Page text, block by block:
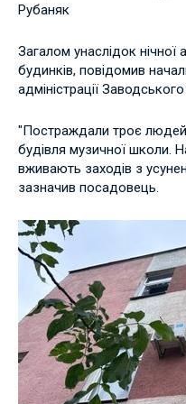
Рубаняк
Загалом унаслідок нічної
будинків, повідомив
адміністрації
"Постраждали троє
будівля музичної школи.
вживають заходів з
зазначив посадовець.